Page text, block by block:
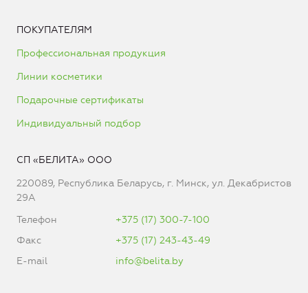
ПОКУПАТЕЛЯМ
Профессиональная продукция
Линии косметики
Подарочные сертификаты
Индивидуальный подбор
СП «БЕЛИТА» ООО
220089, Республика Беларусь, г. Минск, ул. Декабристов
29А
Телефон
+375 (17) 300-7-100
Факс
+375 (17) 243-43-49
E-mail
info@belita.by